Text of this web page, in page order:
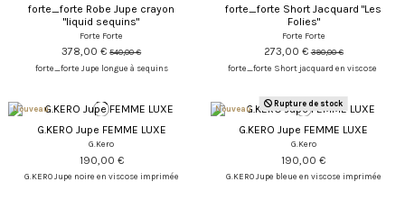
forte_forte Robe Jupe crayon
"liquid sequins"
Forte Forte
378,00 €540,00 €
forte_forte Jupe longue à sequins
forte_forte Short Jacquard "Les
Folies"
Forte Forte
273,00 €390,00 €
forte_forte Short jacquard en viscose
Nouveau
G.KERO Jupe FEMME LUXE
G.Kero
190,00 €
G.KERO Jupe noire en viscose imprimée
Nouveau
Rupture de stock
G.KERO Jupe FEMME LUXE
G.Kero
190,00 €
G.KERO Jupe bleue en viscose imprimée